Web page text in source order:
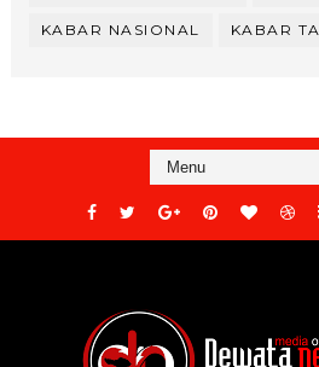
KABAR NASIONAL KABAR